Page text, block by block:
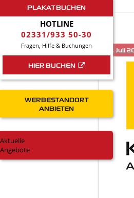
PLAKAT BUCHEN
HOTLINE
02331/933 50-30
Fragen, Hilfe & Buchungen
HIER BUCHEN
WERBESTANDORT
ANBIETEN
Aktuelle
Angebote